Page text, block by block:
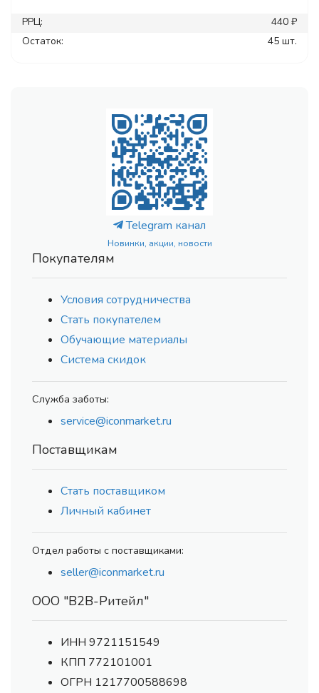
РРЦ:
440 ₽
Остаток:
45 шт.
Telegram канал
Новинки, акции, новости
Покупателям
Условия сотрудничества
Стать покупателем
Обучающие материалы
Система скидок
Служба заботы:
service@iconmarket.ru
Поставщикам
Стать поставщиком
Личный кабинет
Отдел работы с поставщиками:
seller@iconmarket.ru
ООО "В2В-Ритейл"
ИНН 9721151549
КПП 772101001
ОГРН 1217700588698